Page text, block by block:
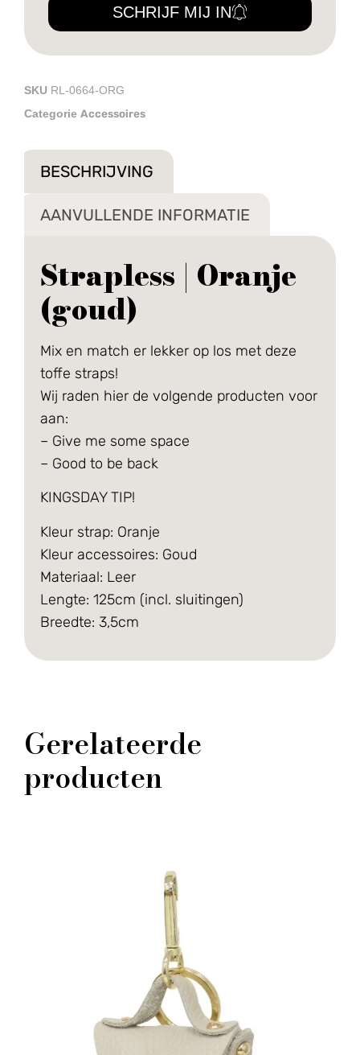
SCHRIJF MIJ IN
SKU RL-0664-ORG
Categorie Accessoires
BESCHRIJVING
AANVULLENDE INFORMATIE
Strapless | Oranje
(goud)
Mix en match er lekker op los met deze
toffe straps!
Wij raden hier de volgende producten voor
aan:
– Give me some space
– Good to be back
KINGSDAY TIP!
Kleur strap: Oranje
Kleur accessoires: Goud
Materiaal: Leer
Lengte: 125cm (incl. sluitingen)
Breedte: 3,5cm
Gerelateerde
producten